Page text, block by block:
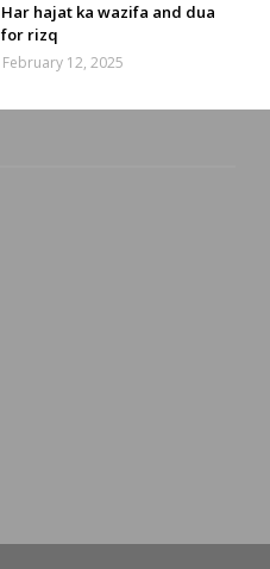
Har hajat ka wazifa and dua
for rizq
February 12, 2025